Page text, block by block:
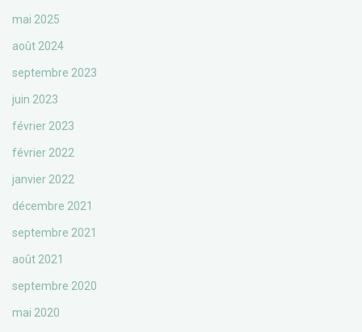
mai 2025
août 2024
septembre 2023
juin 2023
février 2023
février 2022
janvier 2022
décembre 2021
septembre 2021
août 2021
septembre 2020
mai 2020